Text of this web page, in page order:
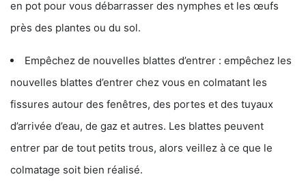
en pot pour vous débarrasser des nymphes et les œufs
près des plantes ou du sol.
Empêchez de nouvelles blattes d’entrer : empêchez les
nouvelles blattes d’entrer chez vous en colmatant les
fissures autour des fenêtres, des portes et des tuyaux
d’arrivée d’eau, de gaz et autres. Les blattes peuvent
entrer par de tout petits trous, alors veillez à ce que le
colmatage soit bien réalisé.